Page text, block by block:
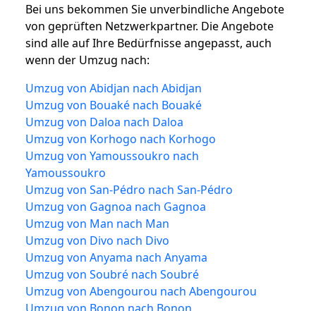
Bei uns bekommen Sie unverbindliche Angebote
von geprüften Netzwerkpartner. Die Angebote
sind alle auf Ihre Bedürfnisse angepasst, auch
wenn der Umzug nach:
Umzug von Abidjan nach Abidjan
Umzug von Bouaké nach Bouaké
Umzug von Daloa nach Daloa
Umzug von Korhogo nach Korhogo
Umzug von Yamoussoukro nach
Yamoussoukro
Umzug von San-Pédro nach San-Pédro
Umzug von Gagnoa nach Gagnoa
Umzug von Man nach Man
Umzug von Divo nach Divo
Umzug von Anyama nach Anyama
Umzug von Soubré nach Soubré
Umzug von Abengourou nach Abengourou